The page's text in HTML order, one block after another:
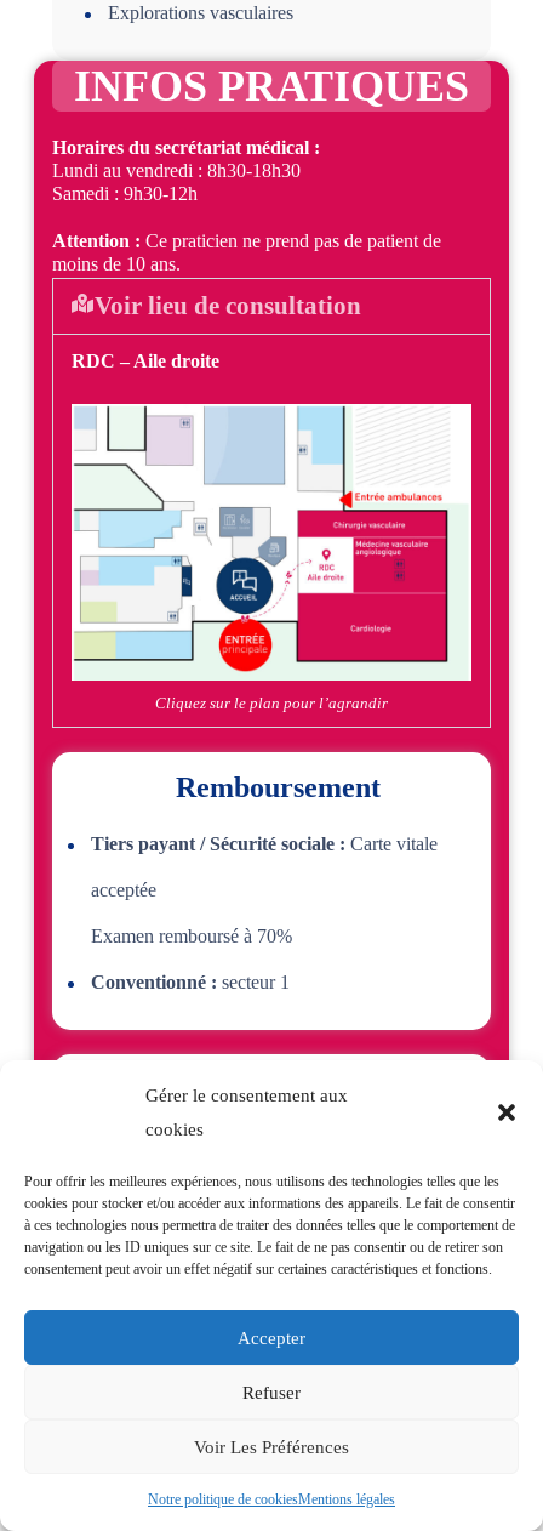
Gérer le consentement aux
cookies
Pour offrir les meilleures expériences, nous utilisons des technologies telles que les
cookies pour stocker et/ou accéder aux informations des appareils. Le fait de consentir
à ces technologies nous permettra de traiter des données telles que le comportement de
navigation ou les ID uniques sur ce site. Le fait de ne pas consentir ou de retirer son
consentement peut avoir un effet négatif sur certaines caractéristiques et fonctions.
Accepter
Refuser
Voir Les Préférences
Notre politique de cookiesMentions légales
Explorations vasculaires
INFOS PRATIQUES
Horaires du secrétariat médical :
Lundi au vendredi : 8h30-18h30
Samedi : 9h30-12h
Attention : Ce praticien ne prend pas de patient de
moins de 10 ans.
Voir lieu de consultation
RDC – Aile droite
Cliquez sur le plan pour l’agrandir
Remboursement
Tiers payant / Sécurité sociale : Carte vitale
acceptée
Examen remboursé à 70%
Conventionné : secteur 1
Tarifs
Chèques, espèces et cartes bancaires
sont acceptés.
Consultation :25€
SCLEROTHERAPIE
Echo-sclérothérapie mousse de la petite veine